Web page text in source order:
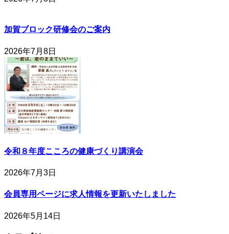
加賀ブロック研修会のご案内
2026年7月8日
令和８年度こころの健康づくり講演会
2026年7月3日
会員専用ページに求人情報を更新いたしました
2026年5月14日